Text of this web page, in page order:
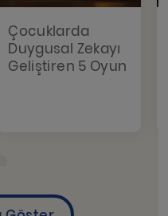
Çocuklarda
Duygusal Zekayı
Geliştiren 5 Oyun